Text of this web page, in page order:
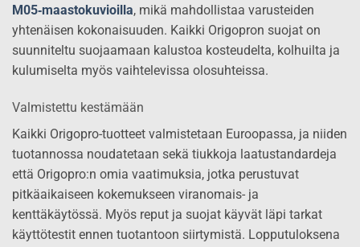
M05‑maastokuvioilla, mikä mahdollistaa varusteiden
yhtenäisen kokonaisuuden. Kaikki Origopron suojat on
suunniteltu suojaamaan kalustoa kosteudelta, kolhuilta ja
kulumiselta myös vaihtelevissa olosuhteissa.
Valmistettu kestämään
Kaikki Origopro-tuotteet valmistetaan Euroopassa, ja niiden
tuotannossa noudatetaan sekä tiukkoja laatustandardeja
että Origopro:n omia vaatimuksia, jotka perustuvat
pitkäaikaiseen kokemukseen viranomais- ja
kenttäkäytössä. Myös reput ja suojat käyvät läpi tarkat
käyttötestit ennen tuotantoon siirtymistä. Lopputuloksena